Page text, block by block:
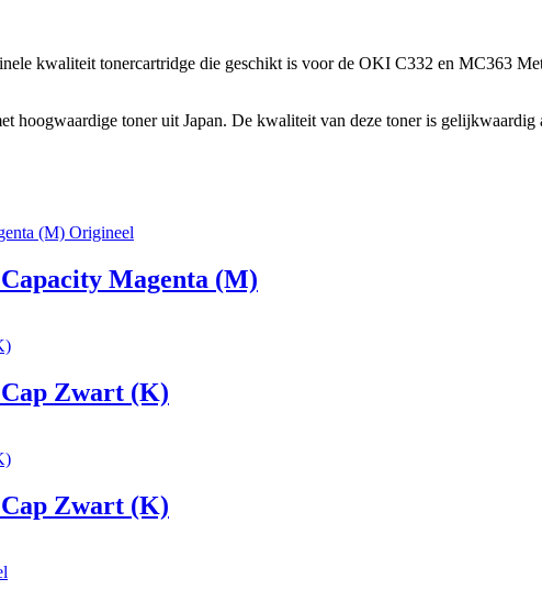
kwaliteit tonercartridge die geschikt is voor de OKI C332 en MC363 Met
hoogwaardige toner uit Japan. De kwaliteit van deze toner is
Magenta (M)
Zwart (K)
Zwart (K)